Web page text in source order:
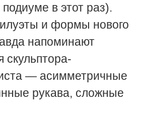
в этот раз).
и формы нового
напоминают
скульптора-
— асимметричные
рукава, сложные